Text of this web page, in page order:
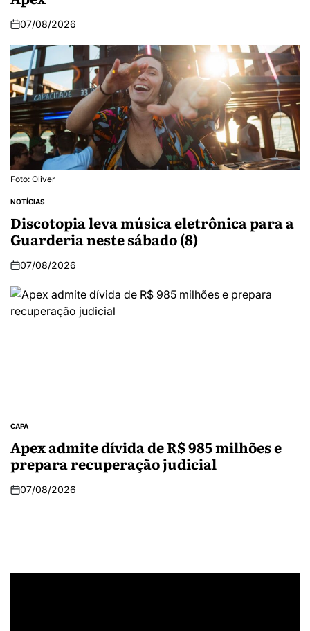
07/08/2026
Foto: Oliver
NOTÍCIAS
Discotopia leva música eletrônica para a
Guarderia neste sábado (8)
07/08/2026
CAPA
Apex admite dívida de R$ 985 milhões e
prepara recuperação judicial
07/08/2026